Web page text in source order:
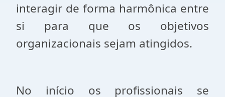
interagir de forma harmônica entre
si para que os objetivos
organizacionais sejam atingidos.
No início os profissionais se